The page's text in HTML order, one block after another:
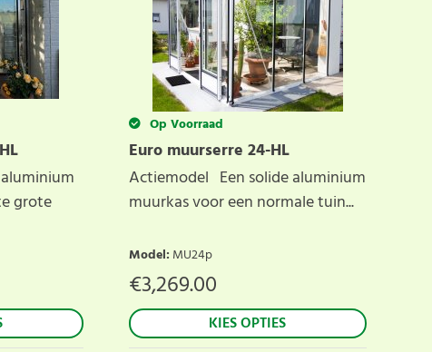
grote
Op Voorraad
Euro muurserre 24-HL
Actiemodel Een solide aluminium
muurkas voor een normale tuin...
Model: MU24p
€3,269.00
KIES OPTIES